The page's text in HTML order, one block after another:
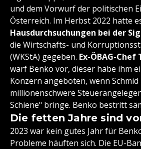
und dem Vorwurf der politischen
Österreich. Im Herbst 2022 hatte
Hausdurchsuchungen bei der
die Wirtschafts- und
(WKStA) gegeben. Ex-ÖBAG-Chef
warf Benko vor, dieser habe ihm
Konzern angeboten, wenn
millionenschwere
Schiene" bringe. Benko bestritt
Die fetten Jahre sind
2023 war kein gutes Jahr für
Probleme häuften sich. Die EU-